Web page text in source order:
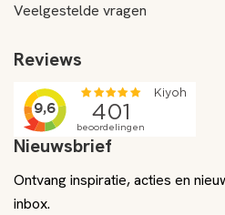
Veelgestelde vragen
Reviews
Nieuwsbrief
Ontvang inspiratie, acties en
inbox.